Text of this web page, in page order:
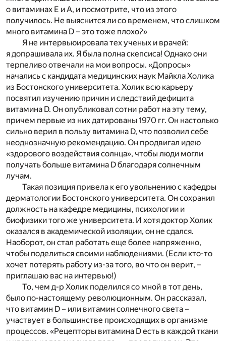
о витаминах Е и А, и посмотрите, что из этого
получилось. Не выяснится ли со временем, что слишком
много витамина D – это тоже плохо?»
Я не интервьюировала тех ученых и врачей:
я допрашивала их. Я была полна скепсиса! Однако они
терпеливо отвечали на мои вопросы. «Допросы»
начались с кандидата медицинских наук Майкла Холика
из Бостонского университета. Холик всю карьеру
посвятил изучению причин и следствий дефицита
витамина D. Он опубликовал сотни работ на эту тему,
причем первые из них датированы 1970 гг. Он настолько
сильно верил в пользу витамина D, что позволил себе
неоднозначную рекомендацию. Он продвигал идею
«здорового воздействия солнца», чтобы люди могли
получать больше витамина D благодаря солнечным
лучам.
Такая позиция привела к его увольнению с кафедры
дерматологии Бостонского университета. Он сохранил
должность на кафедре медицины, психологии и
биофизики того же университета. И хотя доктор Холик
оказался в академической изоляции, он не сдался.
Наоборот, он стал работать еще более напряженно,
чтобы поделиться своими наблюдениями. (Если кто-то
хочет потерять работу из-за того, во что он верит, –
приглашаю вас на интервью!)
То, чем д-р Холик поделился со мной в тот день,
было по-настоящему революционным. Он рассказал,
что витамин D – или витамин солнечного света –
участвует в большинстве происходящих в организме
процессов. «Рецепторы витамина D есть в каждой ткани